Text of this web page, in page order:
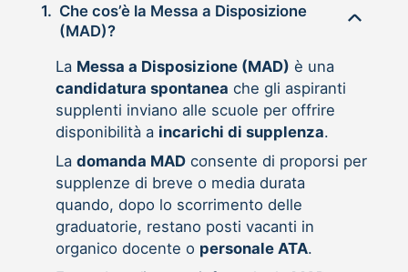
1. Che cos’è la Messa a Disposizione
(MAD)?
La Messa a Disposizione (MAD) è una
candidatura spontanea che gli aspiranti
supplenti inviano alle scuole per offrire
disponibilità a incarichi di supplenza.
La domanda MADconsente di proporsi per
supplenze di breve o media durata
quando, dopo lo scorrimento delle
graduatorie, restano posti vacanti in
organico docente o personale ATA.